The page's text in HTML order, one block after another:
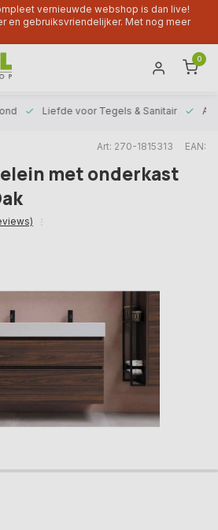
vernieuwde webshop is dan live!
en gebruiksvriendelijker. Met nog meer
0
Liefde voor Tegels & Sanitair
Art: 270-1815313 EAN:
met onderkast